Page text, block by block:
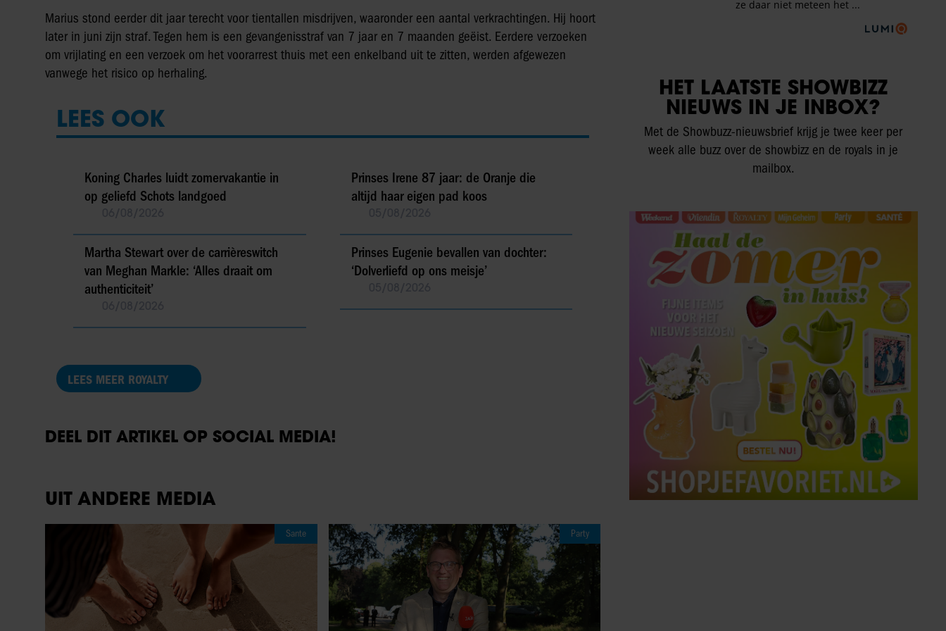
Marius stond eerder dit jaar terecht voor tientallen misdrijven, waaronder een aantal verkrachtingen. Hij hoort
later in juni zijn straf. Tegen hem is een gevangenisstraf van 7 jaar en 7 maanden geëist. Eerdere verzoeken
om vrijlating en een verzoek om het voorarrest thuis met een enkelband uit te zitten, werden afgewezen
vanwege het risico op herhaling.
LEES OOK
Koning Charles luidt zomervakantie in
op geliefd Schots landgoed
Martha Stewart over de carrièreswitch
van Meghan Markle: ‘Alles draait om
authenticiteit’
Prinses Irene 87 jaar: de Oranje die
altijd haar eigen pad koos
Prinses Eugenie bevallen van dochter:
‘Dolverliefd op ons meisje’
LEES MEER ROYALTY
DEEL DIT ARTIKEL OP SOCIAL MEDIA!
UIT ANDERE MEDIA
Sante Party
HET LAATSTE SHOWBIZZ
NIEUWS IN JE INBOX?
Met de Showbuzz-nieuwsbrief krijg je twee keer per
week alle buzz over de showbizz en de royals in je
mailbox.